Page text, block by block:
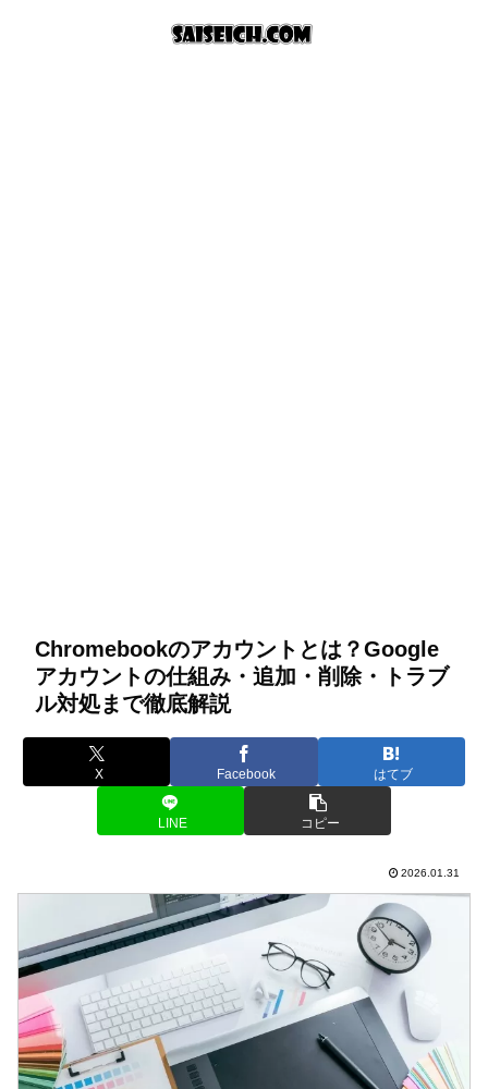
Chromebookのアカウントとは？Google
アカウントの仕組み・追加・削除・トラブ
ル対処まで徹底解説
X Facebook はてブ
LINE コピー
2026.01.31